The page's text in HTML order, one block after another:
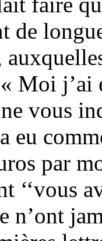
de
Moi
vous
eu
par
‘‘vous
n’ont